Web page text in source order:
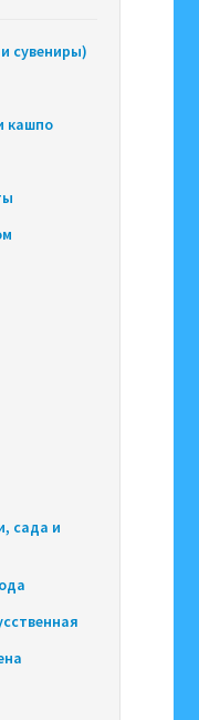
сувениры)
кашпо
сада и